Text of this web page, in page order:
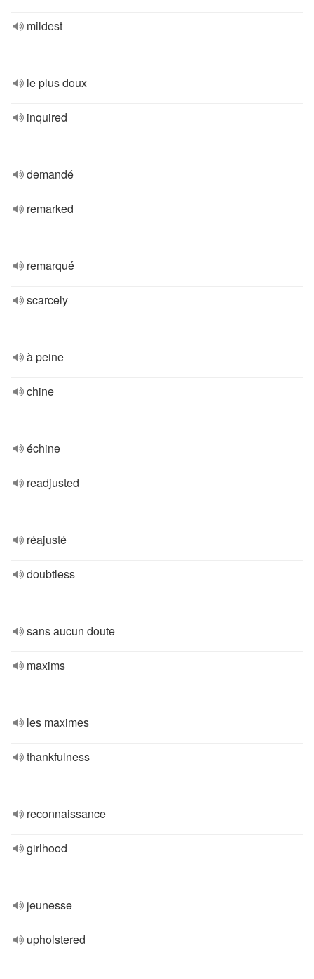
mildest
le plus doux
inquired
demandé
remarked
remarqué
scarcely
à peine
chine
échine
readjusted
réajusté
doubtless
sans aucun doute
maxims
les maximes
thankfulness
reconnaissance
girlhood
jeunesse
upholstered